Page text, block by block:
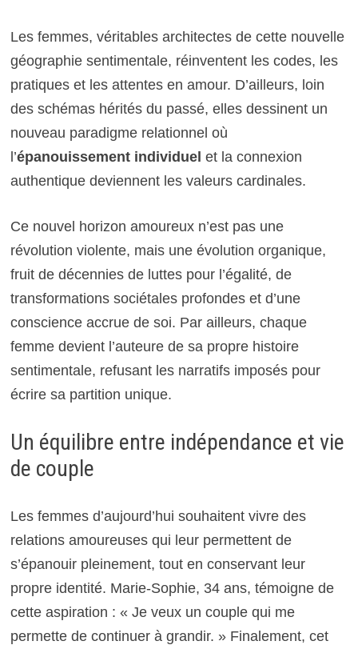
Les femmes, véritables architectes de cette nouvelle
géographie sentimentale, réinventent les codes, les
pratiques et les attentes en amour. D’ailleurs, loin
des schémas hérités du passé, elles dessinent un
nouveau paradigme relationnel où
l’épanouissement individuel et la connexion
authentique deviennent les valeurs cardinales.
Ce nouvel horizon amoureux n’est pas une
révolution violente, mais une évolution organique,
fruit de décennies de luttes pour l’égalité, de
transformations sociétales profondes et d’une
conscience accrue de soi. Par ailleurs, chaque
femme devient l’auteure de sa propre histoire
sentimentale, refusant les narratifs imposés pour
écrire sa partition unique.
Un équilibre entre indépendance et vie
de couple
Les femmes d’aujourd’hui souhaitent vivre des
relations amoureuses qui leur permettent de
s’épanouir pleinement, tout en conservant leur
propre identité. Marie-Sophie, 34 ans, témoigne de
cette aspiration : « Je veux un couple qui me
permette de continuer à grandir. » Finalement, cet